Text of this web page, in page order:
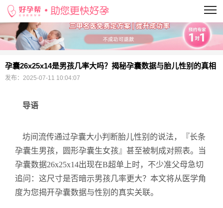
当前位置：
孕囊26x25x14是男孩几率大吗？揭秘孕囊数据与胎儿性别的真相
发布： 2025-07-11 10:04:07
导语
坊间流传通过孕囊大小判断胎儿性别的说法，『长条
孕囊生男孩，圆形孕囊生女孩』甚至被制成对照表。当
孕囊数据26x25x14出现在B超单上时，不少准父母急切
追问：这尺寸是否暗示男孩几率更大？本文将从医学角
度为您揭开孕囊数据与性别的真实关联。